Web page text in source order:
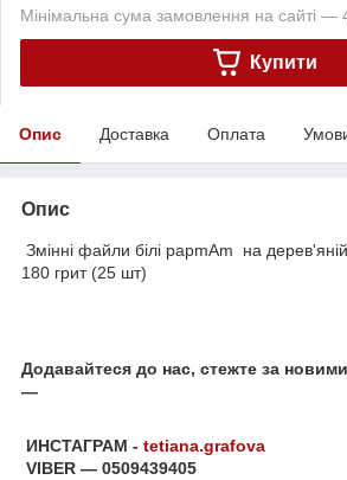
Мінімальна сума замовлення на сайті —
Купити
Опис Доставка Оплата
Опис
Змінні файли білі papmAm на
180 грит (25 шт)
Додавайтеся до нас, стежте за
—
ИНСТАГРАМ - tetiana.grafova
VIBER — 0509439405